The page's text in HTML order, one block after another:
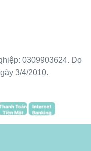
0309903624. Do
3/4/2010.